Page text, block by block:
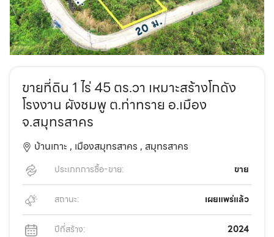
ขายที่ดิน 1 ไร่ 45 ตร.วา เหมาะสร้างโกดัง
โรงงาน ผังชมพู ต.ท่าทราย อ.เมือง
จ.สมุทรสาคร
บ้านเกาะ , เมืองสมุทรสาคร , สมุทรสาคร
ประเภทการซื้อ-ขาย: ขาย
สถานะ: เผยแพร่แล้ว
ปีที่สร้าง: 2024